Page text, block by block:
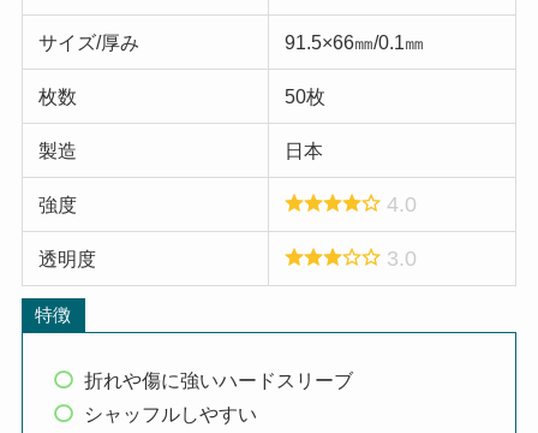
サイズ/厚み 91.5×66㎜/0.1㎜
枚数 50枚
製造 日本
強度 4.0
透明度 3.0
特徴
折れや傷に強いハードスリーブ
シャッフルしやすい